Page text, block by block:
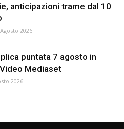
anticipazioni trame dal 10
2026
puntata 7 agosto in
Mediaset
2026